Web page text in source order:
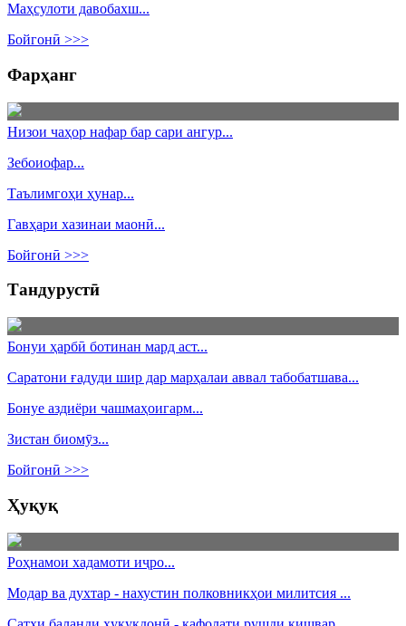
Маҳсулоти давобахш...
Бойгонӣ >>>
Фарҳанг
Низои чаҳор нафар бар сари ангур...
Зебоиофар...
Таълимгоҳи ҳунар...
Гавҳари хазинаи маонӣ...
Бойгонӣ >>>
Тандурустӣ
Бонуи ҳарбӣ ботинан мард аст...
Саратони ғадуди шир дар марҳалаи аввал табобатшава...
Бонуе аздиёри чашмаҳоигарм...
Зистан биомӯз...
Бойгонӣ >>>
Ҳуқуқ
Роҳнамои хадамоти иҷро...
Модар ва духтар - нахустин полковникҳои милитсия ...